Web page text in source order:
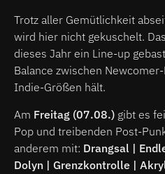
Trotz aller Gemütlichkeit
wird hier nicht gekuschelt.
dieses Jahr ein Line-up
Balance zwischen
Indie-Größen hält.
Am Freitag (07.08.) gibt es
Pop und treibenden Post-
anderem mit: Drangsal |
Dolyn | Grenzkontrolle |